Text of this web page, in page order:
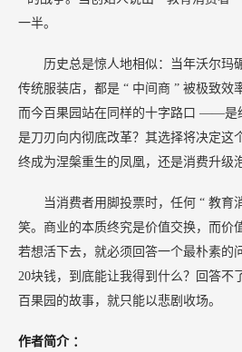
一半。
历史总是惊人地相似：当年沃尔玛
传统服装店，都是 “ 中间商 ” 被极致效
而今百果园站在同样的十字路口 ——是
是刀刃向内彻底改革？其选择将决定这
终成为涅槃重生的凤凰，还是消费升级
当消费者用脚投票时，任何 “ 教育
笑。商业的本质终究是价值交换，而价
若想活下去，就必须回答一个最朴素的
20块钱，到底能让我得到什么？回答不
百果园的故事，就只能以悲剧收场。
作者简介 ：